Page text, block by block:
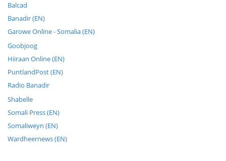
Balcad
Banadir (EN)
Garowe Online - Somalia (EN)
Goobjoog
Hiiraan Online (EN)
PuntlandPost (EN)
Radio Banadir
Shabelle
Somali Press (EN)
Somaliweyn (EN)
Wardheernews (EN)